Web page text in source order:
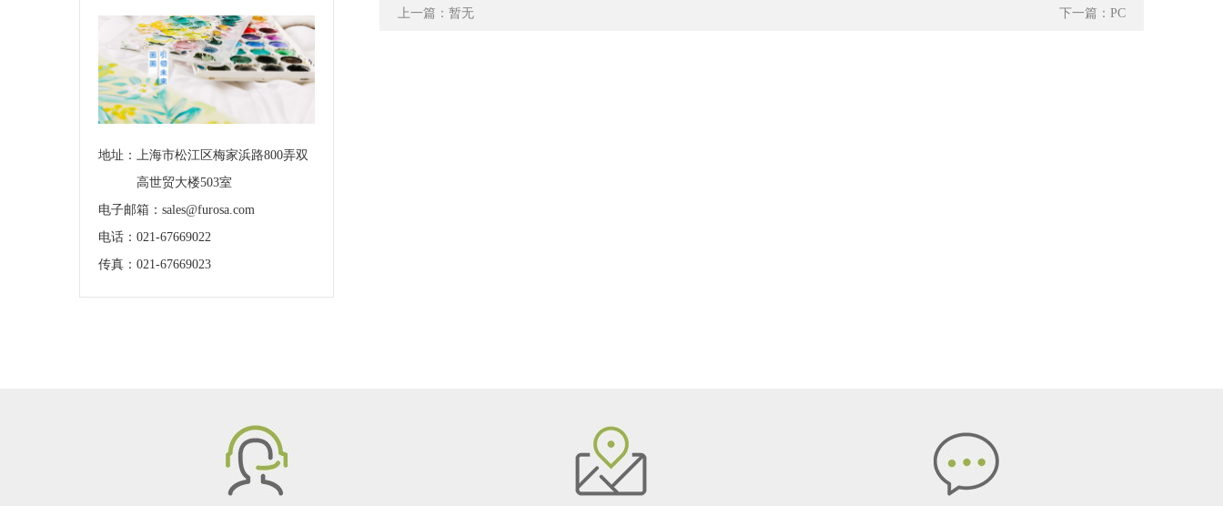
地址： 上海市松江区梅家浜路800弄双
高世贸大楼503室
电子邮箱：sales@furosa.com
电话：021-67669022
传真：021-67669023
上一篇：暂无 下一篇：PC